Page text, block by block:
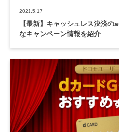
2021.5.17
【最新】キャッシュレス決済の
なキャンペーン情報を紹介